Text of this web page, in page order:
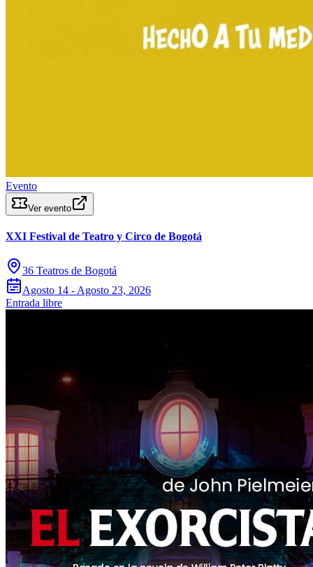
Evento
Ver evento
XXI Festival de Teatro y Circo de Bogotá
36 Teatros de Bogotá
Agosto 14 - Agosto 23, 2026
Entrada libre